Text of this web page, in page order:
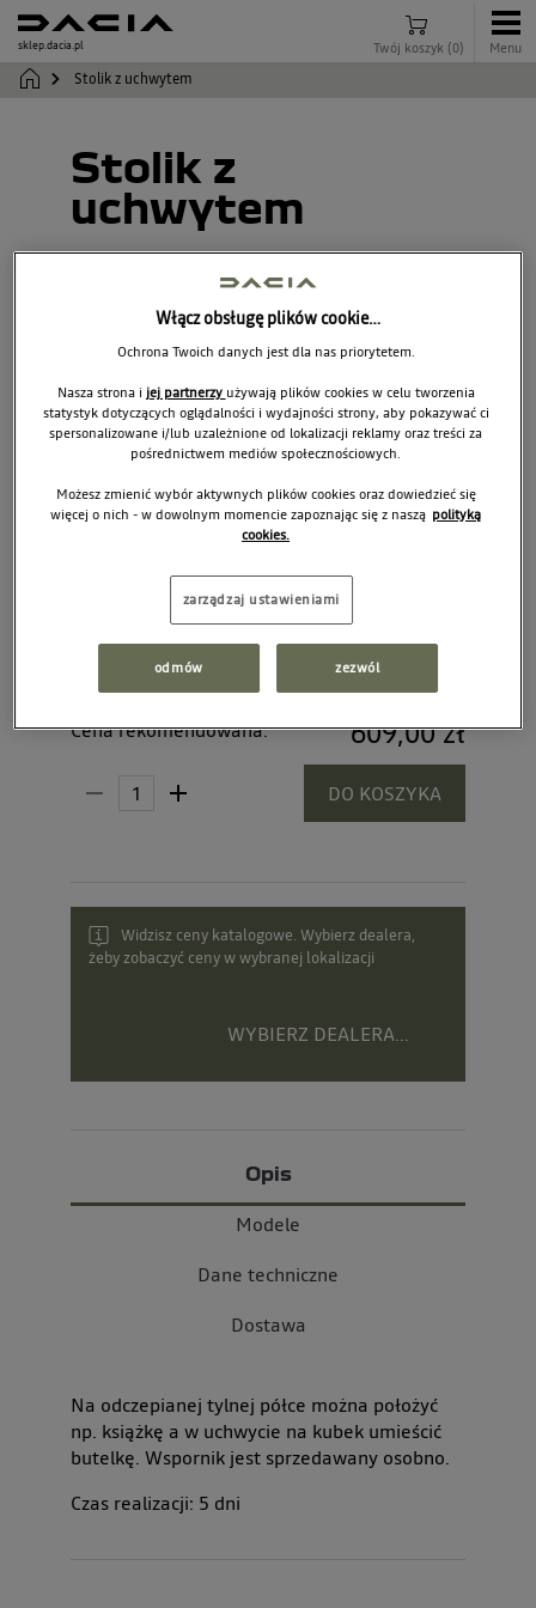
sklep.dacia.pl Twój koszyk (0) Menu
Stolik z uchwytem
Stolik z
uchwytem
7711785947
Cena rekomendowana: 609,00 zł
DO KOSZYKA
Widzisz ceny katalogowe. Wybierz dealera,
żeby zobaczyć ceny w wybranej lokalizacji
WYBIERZ DEALERA...
Opis
Modele
Dane techniczne
Dostawa
Na odczepianej tylnej półce można położyć
np. książkę a w uchwycie na kubek umieścić
butelkę. Wspornik jest sprzedawany osobno.
Czas realizacji: 5 dni
Włącz obsługę plików cookie…
Ochrona Twoich danych jest dla nas priorytetem.
Nasza strona i jej partnerzy używają plików cookies w celu tworzenia
statystyk dotyczących oglądalności i wydajności strony, aby pokazywać ci
spersonalizowane i/lub uzależnione od lokalizacji reklamy oraz treści za
pośrednictwem mediów społecznościowych.
Możesz zmienić wybór aktywnych plików cookies oraz dowiedzieć się
więcej o nich - w dowolnym momencie zapoznając się z naszą polityką
cookies.
zarządzaj ustawieniami
odmów zezwól